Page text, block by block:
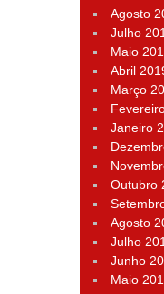
Agosto
Julho
Maio
Abril
Março
Janeiro
Outubro
Agosto
Julho
Junho
Maio